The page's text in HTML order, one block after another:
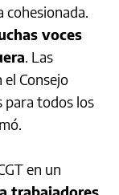
voces
. Las
Consejo
para todos los
en un